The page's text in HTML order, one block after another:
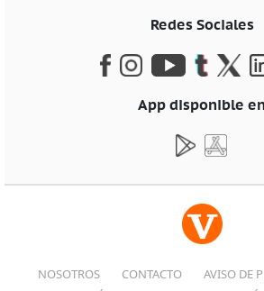
Redes Sociales
App disponible en
NOSOTROS CONTACTO AVISO DE